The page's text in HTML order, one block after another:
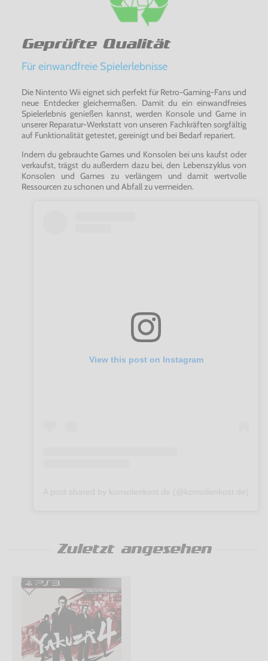
Geprüfte Qualität
Für einwandfreie Spielerlebnisse
Die Nintento Wii eignet sich perfekt für Retro-Gaming-Fans und
neue Entdecker gleichermaßen. Damit du ein einwandfreies
Spielerlebnis genießen kannst, werden Konsole und Game in
unserer Reparatur-Werkstatt von unseren Fachkräften sorgfältig
auf Funktionalität getestet, gereinigt und bei Bedarf repariert.
Indem du gebrauchte Games und Konsolen bei uns kaufst oder
verkaufst, trägst du außerdem dazu bei, den Lebenszyklus von
Konsolen und Games zu verlängern und damit wertvolle
Ressourcen zu schonen und Abfall zu vermeiden.
View this post on Instagram
Zuletzt angesehen